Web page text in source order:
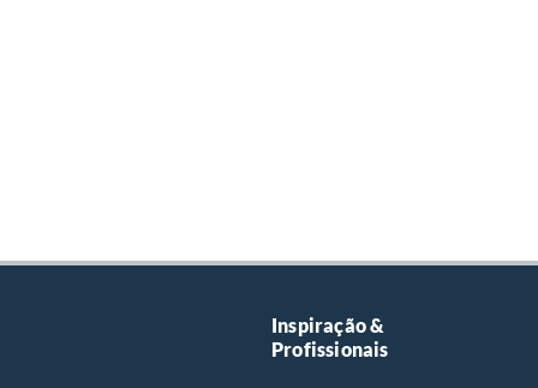
Inspiração &
Profissionais